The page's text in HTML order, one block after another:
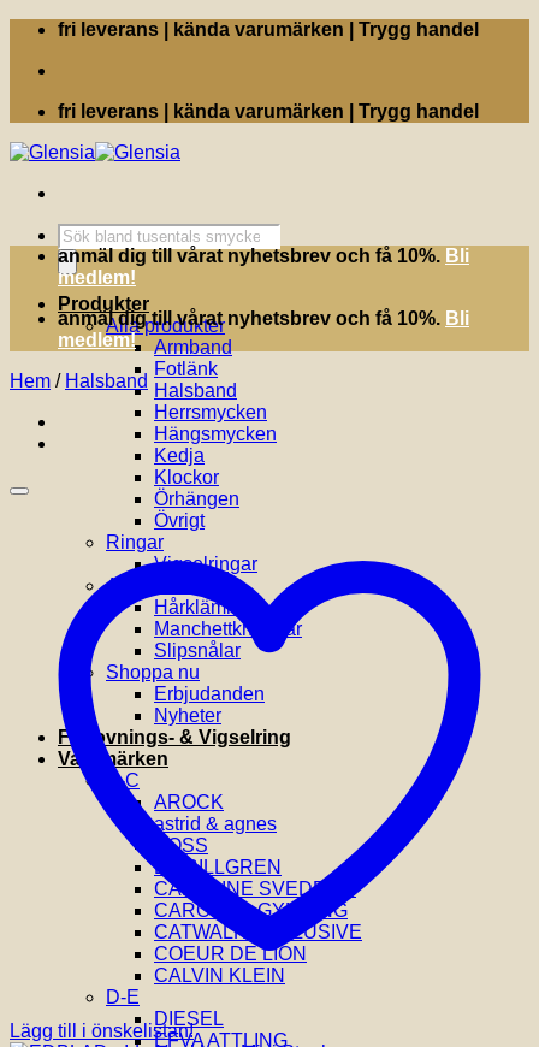
Skip
content
fri leverans | kända varumärken | Trygg handel
fri leverans | kända varumärken | Trygg handel
Produktsökning
Produkter
Alla produkter
Armband
Fotlänk
Halsband
Herrsmycken
Hängsmycken
Kedja
Klockor
Örhängen
Övrigt
Ringar
Vigselringar
Accessoarer
Hårklämmor
Manchettknappar
Slipsnålar
Shoppa nu
Erbjudanden
Nyheter
Förlovnings- & Vigselring
Varumärken
A-C
AROCK
astrid & agnes
BOSS
BY BILLGREN
CAROLINE SVEDBOM
CAROLINA GYNNING
CATWALK EXCLUSIVE
COEUR DE LION
CALVIN KLEIN
D-E
DIESEL
EFVA ATTLING
anmäl dig till vårat nyhetsbrev och få 10%. Bli
medlem!
anmäl dig till vårat nyhetsbrev och få 10%. Bli
medlem!
Hem / Halsband
Lägg till i önskelistan!